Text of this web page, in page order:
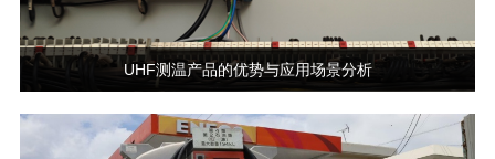
UHF测温产品的优势与应用场景分析